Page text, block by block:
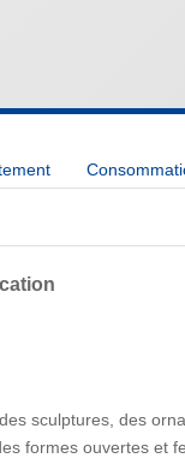
sculptures, des
formes ouvertes et